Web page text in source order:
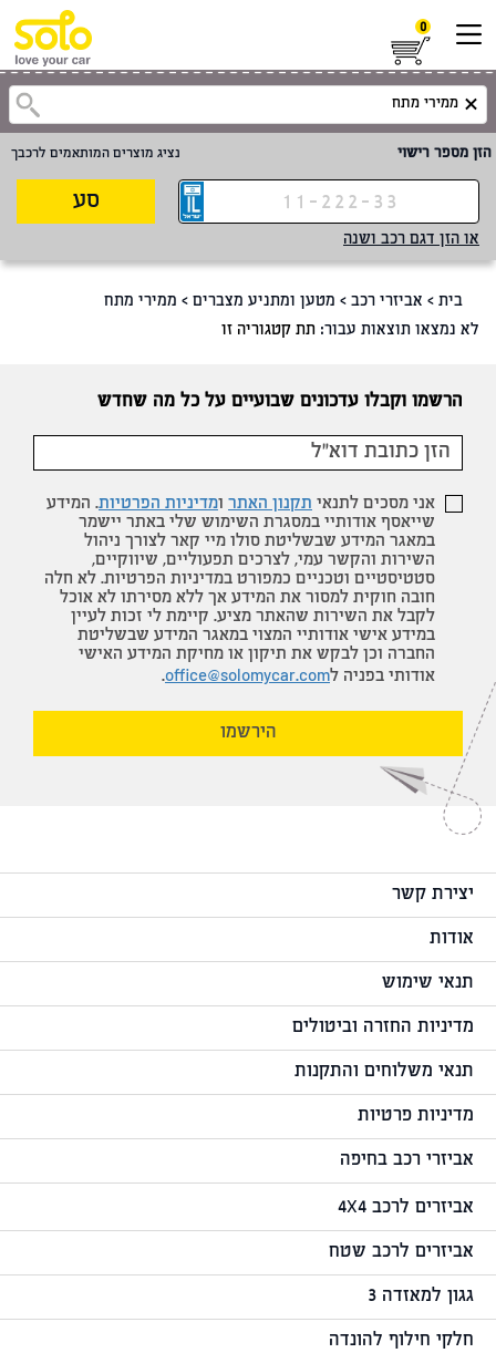
0
הזן מספר רישוי נציג מוצרים המותאמים לרכבך
סע
או הזן דגם רכב ושנה
בית > אביזרי רכב > מטען ומתניע מצברים > ממירי מתח
לא נמצאו תוצאות עבור: תת קטגוריה זו
הרשמו וקבלו עדכונים שבועיים על כל מה שחדש
אני מסכים לתנאי תקנון האתר ומדיניות הפרטיות. המידע
שייאסף אודותיי במסגרת השימוש שלי באתר יישמר
במאגר המידע שבשליטת סולו מיי קאר לצורך ניהול
השירות והקשר עמי, לצרכים תפעוליים, שיווקיים,
סטטיסטיים וטכניים כמפורט במדיניות הפרטיות. לא חלה
חובה חוקית למסור את המידע אך ללא מסירתו לא אוכל
לקבל את השירות שהאתר מציע. קיימת לי זכות לעיין
במידע אישי אודותיי המצוי במאגר המידע שבשליטת
החברה וכן לבקש את תיקון או מחיקת המידע האישי
אודותי בפניה לoffice@solomycar.com
.
הירשמו
יצירת קשר
אודות
תנאי שימוש
מדיניות החזרה וביטולים
תנאי משלוחים והתקנות
מדיניות פרטיות
אביזרי רכב בחיפה
אביזרים לרכב 4X4
אביזרים לרכב שטח
גגון למאזדה 3
חלקי חילוף להונדה